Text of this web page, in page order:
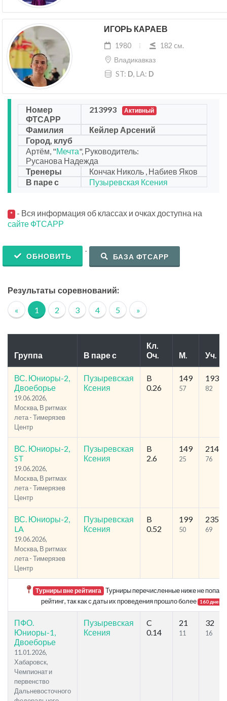
ИГОРЬ КАРАЕВ
1980
182 cм.
Владикавказ
ST: D, LA: D
Номер
ФТСАРР
213993 Активный
Фамилия
Кейлер Арсений
Город, клуб
Артём, "Мечта", Руководитель:
Русанова Надежда
Тренеры
Кончак Николь , Набиев Яков
В паре с
Пузыревская Ксения
* - Вся информация об классах и очках доступна на
сайте ФТСАРР
ОБНОВИТЬ
.
БАЗА ФТСАРР
Результаты соревнований:
« 1 2 3 4 5 »
Группа В паре с
Кл.
Оч.
М. Уч.
ВС. Юниоры-2,
Двоеборье
19.06.2026,
Москва, В ритмах
лета - Тимерязев
Центр
Пузыревская
Ксения
B
0.26
149
57
193
82
ВС. Юниоры-2,
ST
19.06.2026,
Москва, В ритмах
лета - Тимерязев
Центр
Пузыревская
Ксения
B
2.6
149
25
214
76
ВС. Юниоры-2,
LA
19.06.2026,
Москва, В ритмах
лета - Тимерязев
Центр
Пузыревская
Ксения
B
0.52
199
50
235
69
Турниры вне рейтинга Турниры перечисленные ниже не
рейтинг, так как с даты их проведения прошло более 160 дней
ПФО.
Юниоры-1,
Двоеборье
11.01.2026,
Хабаровск,
Чемпионат и
первенство
Дальневосточного
Пузыревская
Ксения
C
0.14
21
11
32
16